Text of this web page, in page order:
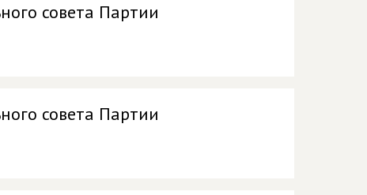
совета Партии
совета Партии